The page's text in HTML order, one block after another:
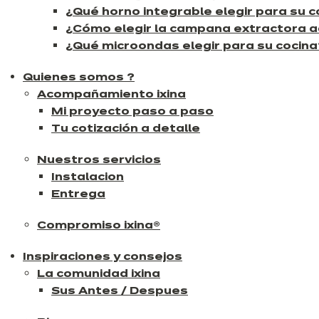
¿Qué horno integrable elegir para su
¿Cómo elegir la campana extractora
¿Qué microondas elegir para su
Quienes somos ?
Acompañamiento ixina
Mi proyecto paso a paso
Tu cotización a detalle
Nuestros servicios
Instalacion
Entrega
Compromiso ixina®
Inspiraciones y consejos
La comunidad ixina
Sus Antes / Despues